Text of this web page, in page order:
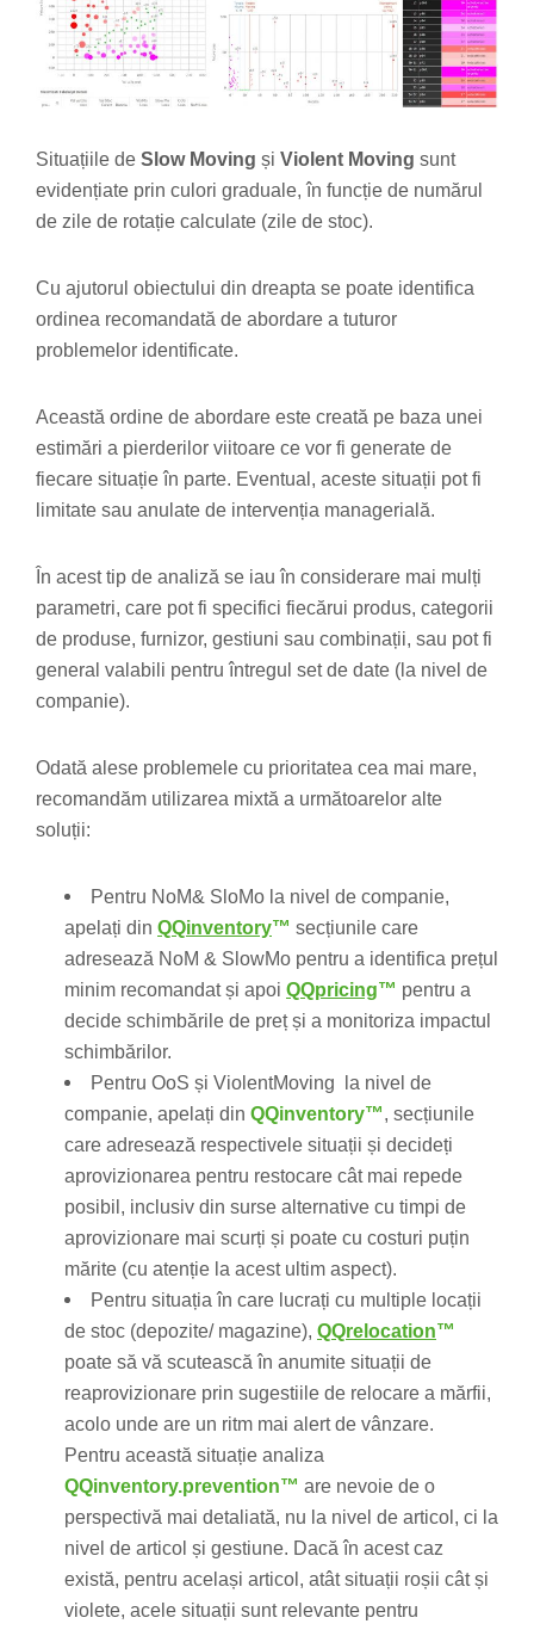
Situațiile de Slow Moving și Violent Moving sunt
evidențiate prin culori graduale, în funcție de numărul
de zile de rotație calculate (zile de stoc).
Cu ajutorul obiectului din dreapta se poate identifica
ordinea recomandată de abordare a tuturor
problemelor identificate.
Această ordine de abordare este creată pe baza unei
estimări a pierderilor viitoare ce vor fi generate de
fiecare situație în parte. Eventual, aceste situații pot fi
limitate sau anulate de intervenția managerială.
În acest tip de analiză se iau în considerare mai mulți
parametri, care pot fi specifici fiecărui produs, categorii
de produse, furnizor, gestiuni sau combinații, sau pot fi
general valabili pentru întregul set de date (la nivel de
companie).
Odată alese problemele cu prioritatea cea mai mare,
recomandăm utilizarea mixtă a următoarelor alte
soluții:
Pentru NoM& SloMo la nivel de companie,
apelați din QQinventory™ secțiunile care
adresează NoM & SlowMo pentru a identifica prețul
minim recomandat și apoi QQpricing™ pentru a
decide schimbările de preț și a monitoriza impactul
schimbărilor.
Pentru OoS și ViolentMoving la nivel de
companie, apelați din QQinventory™, secțiunile
care adresează respectivele situații și decideți
aprovizionarea pentru restocare cât mai repede
posibil, inclusiv din surse alternative cu timpi de
aprovizionare mai scurți și poate cu costuri puțin
mărite (cu atenție la acest ultim aspect).
Pentru situația în care lucrați cu multiple locații
de stoc (depozite/ magazine), QQrelocation™
poate să vă scutească în anumite situații de
reaprovizionare prin sugestiile de relocare a mărfii,
acolo unde are un ritm mai alert de vânzare.
Pentru această situație analiza
QQinventory.prevention™ are nevoie de o
perspectivă mai detaliată, nu la nivel de articol, ci la
nivel de articol și gestiune. Dacă în acest caz
există, pentru același articol, atât situații roșii cât și
violete, acele situații sunt relevante pentru